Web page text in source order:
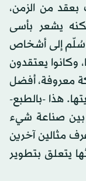
بعقد من الزمن،
يشعر بأسى
سُلّم إلى أشخاص
وكانوا يعتقدون
معروفة، أفضل
هذا -بالطبع-
صناعة شيء
مثالين آخرين
يتعلق بتطوير